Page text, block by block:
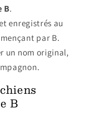
B.
enregistrés au
par B.
un nom original,
B